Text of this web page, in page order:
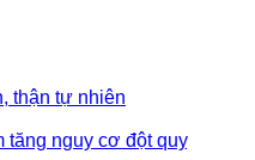
thận tự nhiên
tăng nguy cơ đột quỵ